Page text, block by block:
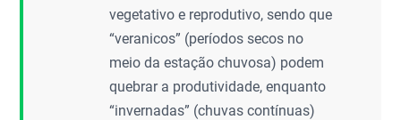
vegetativo e reprodutivo, sendo que
“veranicos” (períodos secos no
meio da estação chuvosa) podem
quebrar a produtividade, enquanto
“invernadas” (chuvas contínuas)